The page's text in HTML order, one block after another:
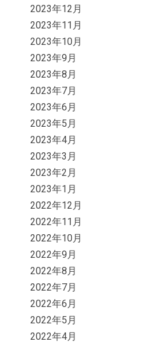
2023年12月
2023年11月
2023年10月
2023年9月
2023年8月
2023年7月
2023年6月
2023年5月
2023年4月
2023年3月
2023年2月
2023年1月
2022年12月
2022年11月
2022年10月
2022年9月
2022年8月
2022年7月
2022年6月
2022年5月
2022年4月